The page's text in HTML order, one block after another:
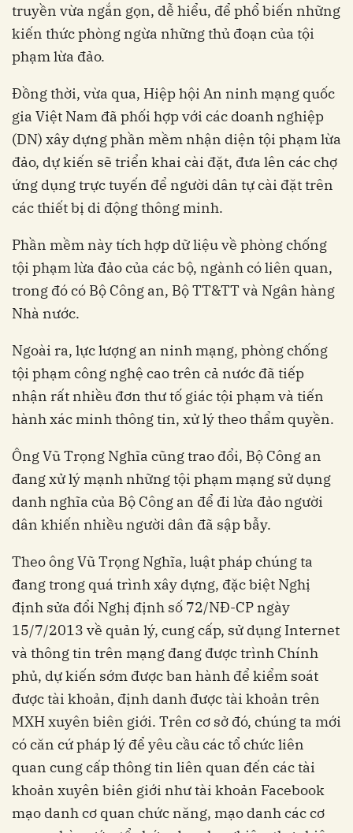
truyền vừa ngắn gọn, dễ hiểu, để phổ biến những
kiến thức phòng ngừa những thủ đoạn của tội
phạm lừa đảo.
Đồng thời, vừa qua, Hiệp hội An ninh mạng quốc
gia Việt Nam đã phối hợp với các doanh nghiệp
(DN) xây dựng phần mềm nhận diện tội phạm lừa
đảo, dự kiến sẽ triển khai cài đặt, đưa lên các chợ
ứng dụng trực tuyến để người dân tự cài đặt trên
các thiết bị di động thông minh.
Phần mềm này tích hợp dữ liệu về phòng chống
tội phạm lừa đảo của các bộ, ngành có liên quan,
trong đó có Bộ Công an, Bộ TT&TT và Ngân hàng
Nhà nước.
Ngoài ra, lực lượng an ninh mạng, phòng chống
tội phạm công nghệ cao trên cả nước đã tiếp
nhận rất nhiều đơn thư tố giác tội phạm và tiến
hành xác minh thông tin, xử lý theo thẩm quyền.
Ông Vũ Trọng Nghĩa cũng trao đổi, Bộ Công an
đang xử lý mạnh những tội phạm mạng sử dụng
danh nghĩa của Bộ Công an để đi lừa đảo người
dân khiến nhiều người dân đã sập bẫy.
Theo ông Vũ Trọng Nghĩa, luật pháp chúng ta
đang trong quá trình xây dựng, đặc biệt Nghị
định sửa đổi Nghị định số 72/NĐ-CP ngày
15/7/2013 về quản lý, cung cấp, sử dụng Internet
và thông tin trên mạng đang được trình Chính
phủ, dự kiến sớm được ban hành để kiểm soát
được tài khoản, định danh được tài khoản trên
MXH xuyên biên giới. Trên cơ sở đó, chúng ta mới
có căn cứ pháp lý để yêu cầu các tổ chức liên
quan cung cấp thông tin liên quan đến các tài
khoản xuyên biên giới như tài khoản Facebook
mạo danh cơ quan chức năng, mạo danh các cơ